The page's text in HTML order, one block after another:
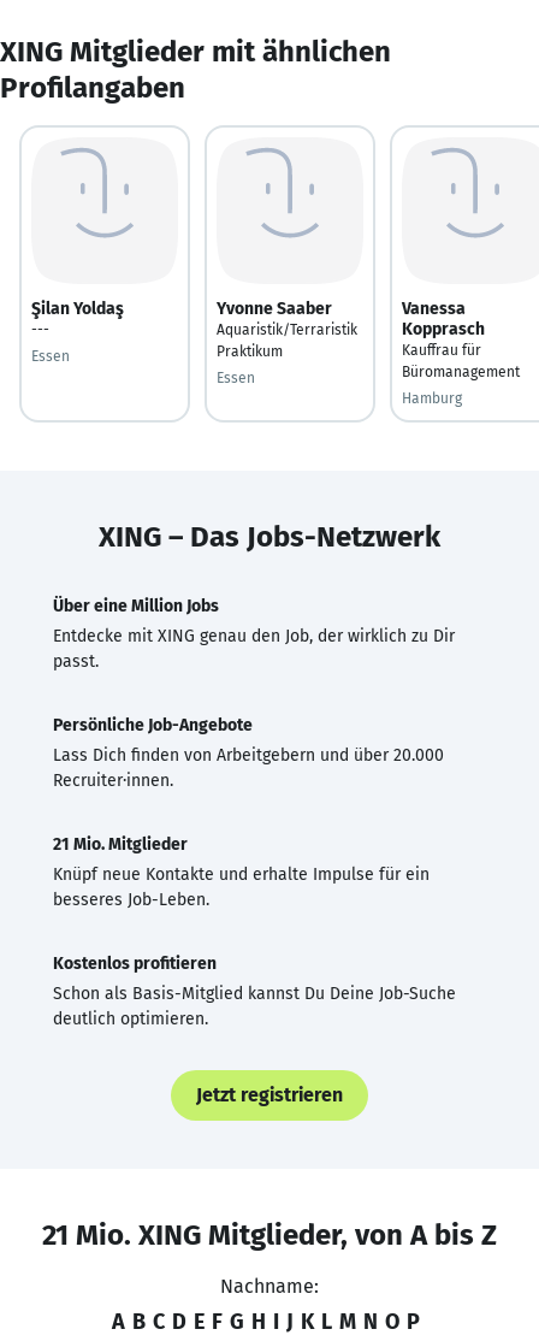
XING Mitglieder mit ähnlichen
Profilangaben
Şilan Yoldaş
---
Essen
Yvonne Saaber
Aquaristik/Terraristik
Praktikum
Essen
Vanessa
Kopprasch
Kauffrau für
Büromanagement
Hamburg
XING – Das Jobs-Netzwerk
Über eine Million Jobs
Entdecke mit XING genau den Job, der wirklich zu Dir
passt.
Persönliche Job-Angebote
Lass Dich finden von Arbeitgebern und über 20.000
Recruiter·innen.
21 Mio. Mitglieder
Knüpf neue Kontakte und erhalte Impulse für ein
besseres Job-Leben.
Kostenlos profitieren
Schon als Basis-Mitglied kannst Du Deine Job-Suche
deutlich optimieren.
Jetzt registrieren
21 Mio. XING Mitglieder, von A bis Z
Nachname:
A B C D E F G H I J K L M N O P